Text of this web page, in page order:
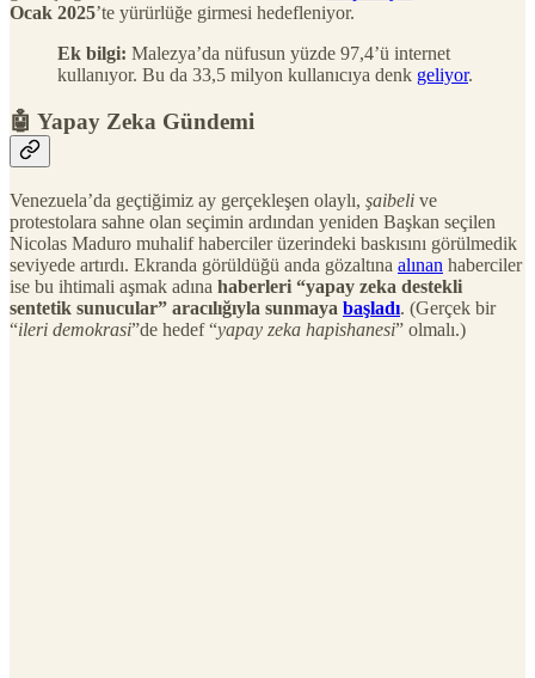
Ocak 2025’te yürürlüğe girmesi hedefleniyor.
Ek bilgi: Malezya’da nüfusun yüzde 97,4’ü internet
kullanıyor. Bu da 33,5 milyon kullanıcıya denk geliyor.
🤖 Yapay Zeka Gündemi
Venezuela’da geçtiğimiz ay gerçekleşen olaylı, şaibeli ve
protestolara sahne olan seçimin ardından yeniden Başkan seçilen
Nicolas Maduro muhalif haberciler üzerindeki baskısını görülmedik
seviyede artırdı. Ekranda görüldüğü anda gözaltına alınan haberciler
ise bu ihtimali aşmak adına haberleri “yapay zeka destekli
sentetik sunucular” aracılığıyla sunmaya başladı. (Gerçek bir
“ileri demokrasi”de hedef “yapay zeka hapishanesi” olmalı.)